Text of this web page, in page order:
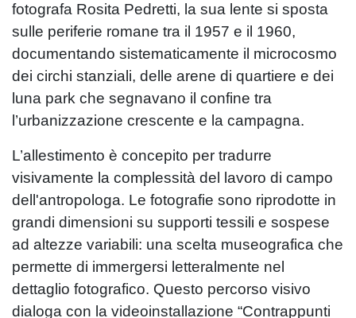
fotografa Rosita Pedretti, la sua lente si sposta
sulle periferie romane tra il 1957 e il 1960,
documentando sistematicamente il microcosmo
dei circhi stanziali, delle arene di quartiere e dei
luna park che segnavano il confine tra
l’urbanizzazione crescente e la campagna.
L’allestimento è concepito per tradurre
visivamente la complessità del lavoro di campo
dell'antropologa. Le fotografie sono riprodotte in
grandi dimensioni su supporti tessili e sospese
ad altezze variabili: una scelta museografica che
permette di immergersi letteralmente nel
dettaglio fotografico. Questo percorso visivo
dialoga con la videoinstallazione “Contrappunti